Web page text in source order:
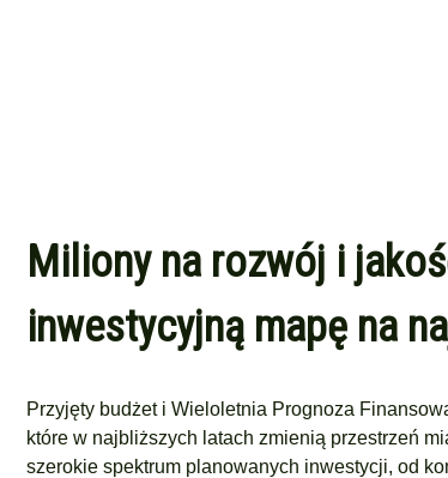
Miliony na rozwój i
inwestycyjną mapę na
Przyjęty budżet i Wieloletnia Prognoza
które w najbliższych latach zmienią przestrzeń
szerokie spektrum planowanych inwestycji, od